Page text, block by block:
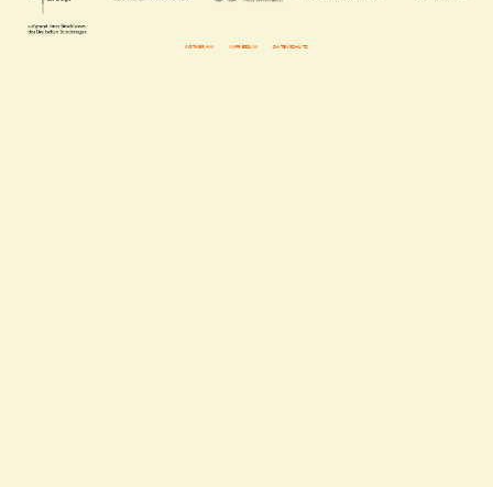
INSTAGRAM IMPRESSUM DATENSCHUTZ